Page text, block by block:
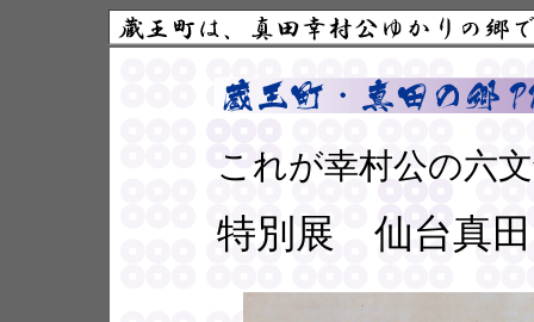
これが幸村公の六
特別展 仙台真田